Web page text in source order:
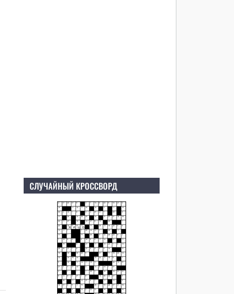
СЛУЧАЙНЫЙ КРОССВОРД